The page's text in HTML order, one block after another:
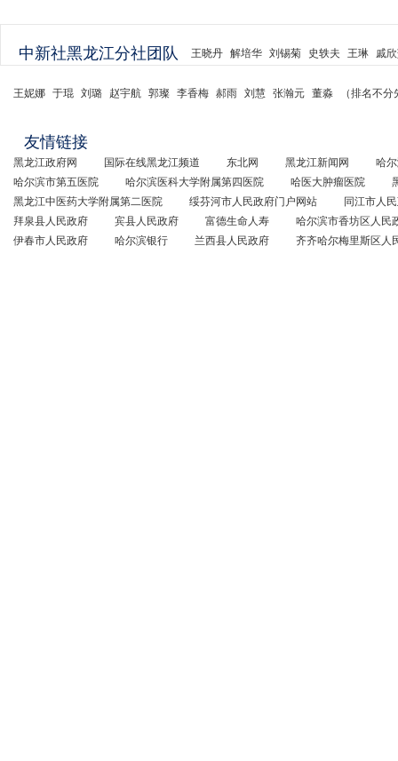
中新社黑龙江分社团队 王晓丹 解培华 刘锡菊 史轶夫 王琳 戚
王妮娜 于琨 刘璐 赵宇航 郭璨 李香梅 郝雨 刘慧 张瀚元 董淼 （排名不
友情链接
黑龙江政府网 国际在线黑龙江频道 东北网 黑龙江新闻网
哈
哈尔滨市第五医院
哈尔滨医科大学附属第四医院 哈医大肿瘤医院
黑龙江中医药大学附属第二医院
绥芬河市人民政府门户网站
同江市人
拜泉县人民政府
宾县人民政府 富德生命人寿
哈尔滨市香坊区人民
伊春市人民政府
哈尔滨银行 兰西县人民政府 齐齐哈尔梅里斯区人